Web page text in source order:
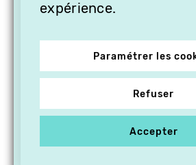
expérience.
Paramétrer les
Refuser
Accepter